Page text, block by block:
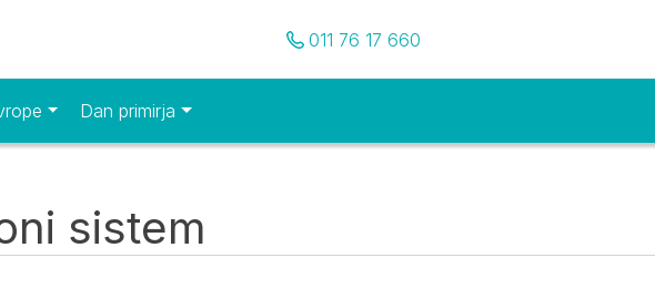
Pozovite nas
011 76 17 660
Dan primirja
sistem